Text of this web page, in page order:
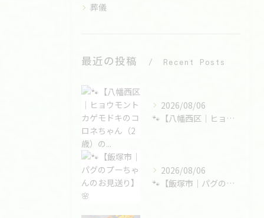
葬儀
最近の投稿 Recent Posts
2026/08/06
🐾【八幡西区｜ヒョウモントカゲモドキのコロネちゃん（2歳）の...
2026/08/06
🐾【飯塚市｜パグのプーちゃんのお見送り】🌸